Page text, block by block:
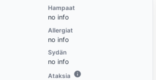
Hampaat
no info
Allergiat
no info
Sydän
no info
Ataksia